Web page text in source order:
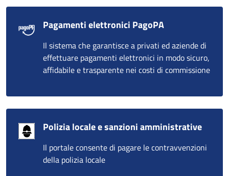
Pagamenti elettronici PagoPA
Il sistema che garantisce a privati ed aziende di
effettuare pagamenti elettronici in modo sicuro,
affidabile e trasparente nei costi di commissione
Polizia locale e sanzioni amministrative
Il portale consente di pagare le contravvenzioni
della polizia locale